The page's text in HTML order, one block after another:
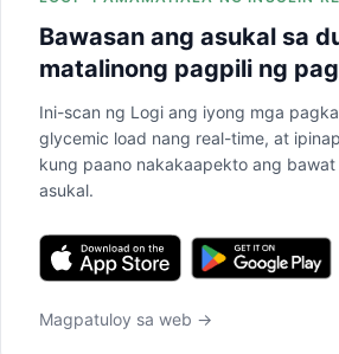
Bawasan ang asukal sa
matalinong pagpili ng
Ini-scan ng Logi ang iyong mga
glycemic load nang real-time, at
kung paano nakakaapekto ang
asukal.
Magpatuloy sa web →